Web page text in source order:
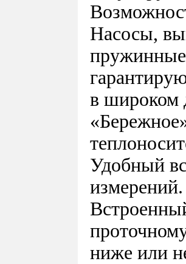
Насосы,
пружинные
в широком
Удобный
измерений.
ниже или